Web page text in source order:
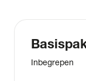
Inbegrepen